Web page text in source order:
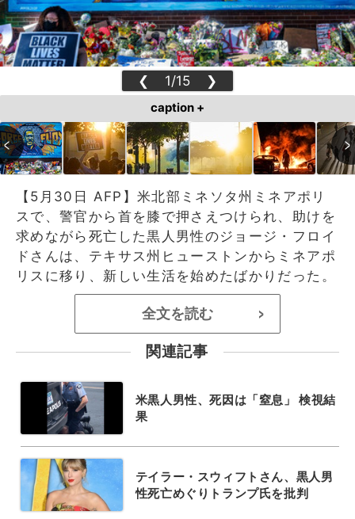
❮ 1/15 ❯
caption +
【5月30日 AFP】米北部ミネソタ州ミネアポリ
スで、警官から首を膝で押さえつけられ、助けを
求めながら死亡した黒人男性のジョージ・フロイ
ドさんは、テキサス州ヒューストンからミネアポ
リスに移り、新しい生活を始めたばかりだった。
全文を読む >
関連記事
米黒人男性、死因は「窒息」 検視結
果
テイラー・スウィフトさん、黒人男
性死亡めぐりトランプ氏を批判